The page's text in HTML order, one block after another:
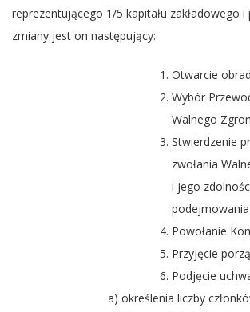
reprezentującego 1/5 kapitału zakładowego
zmiany jest on następujący:
Otwarcie
Wybór
Walnego
Stwierdzenie
zwołania
i jego
podejmowania
Powołanie
Przyjęcie
Podjęcie
a) określenia liczby